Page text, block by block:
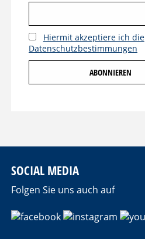
Hiermit akzeptiere ich die
Datenschutzbestimmungen
SOCIAL MEDIA
Folgen Sie uns auch auf